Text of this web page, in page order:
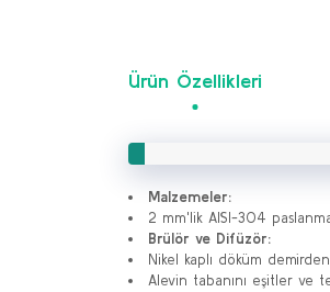
Ürün Özellikleri
Malzemeler:
2 mm'lik AISI-304
Brülör ve Difüzör:
Nikel kaplı döküm
Alevin tabanını eşitler ve